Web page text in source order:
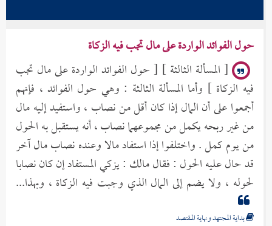
حول الفوائد الواردة على مال تجب فيه الزكاة
[ المسألة الثالثة ] [ حول الفوائد الواردة على مال تجب
فيه الزكاة ] وأما المسألة الثالثة : وهي حول الفوائد ، فإنهم
أجمعوا على أن المال إذا كان أقل من نصاب ، واستفيد إليه مال
من غير ربحه يكمل من مجموعهما نصاب ، أنه يستقبل به الحول
من يوم كمل . واختلفوا إذا استفاد مالا وعنده نصاب مال آخر
قد حال عليه الحول : فقال مالك : يزكي المستفاد إن كان نصابا
لحوله ، ولا يضم إلى المال الذي وجبت فيه الزكاة ، وبهذا...